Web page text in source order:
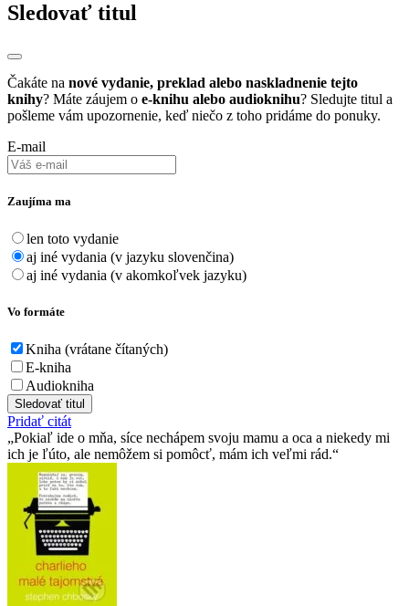
Sledovať titul
Čakáte na nové vydanie, preklad alebo naskladnenie tejto
knihy? Máte záujem o e-knihu alebo audioknihu? Sledujte titul a
pošleme vám upozornenie, keď niečo z toho pridáme do ponuky.
E-mail
Zaujíma ma
len toto vydanie
aj iné vydania (v jazyku slovenčina)
aj iné vydania (v akomkoľvek jazyku)
Vo formáte
Kniha (vrátane čítaných)
E-kniha
Audiokniha
Sledovať titul
Pridať citát
Pokiaľ ide o mňa, síce nechápem svoju mamu a oca a niekedy mi
ich je ľúto, ale nemôžem si pomôcť, mám ich veľmi rád.